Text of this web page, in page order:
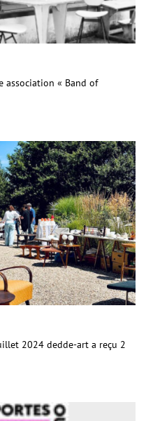
association « Band of
2024 dedde-art a reçu 2